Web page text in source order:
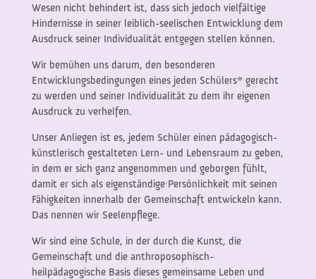
Wesen nicht behindert ist, dass sich jedoch vielfältige
Hindernisse in seiner leiblich-seelischen Entwicklung dem
Ausdruck seiner Individualität entgegen stellen können.
Wir bemühen uns darum, den besonderen
Entwicklungsbedingungen eines jeden Schülers* gerecht
zu werden und seiner Individualität zu dem ihr eigenen
Ausdruck zu verhelfen.
Unser Anliegen ist es, jedem Schüler einen pädagogisch-
künstlerisch gestalteten Lern- und Lebensraum zu geben,
in dem er sich ganz angenommen und geborgen fühlt,
damit er sich als eigenständige Persönlichkeit mit seinen
Fähigkeiten innerhalb der Gemeinschaft entwickeln kann.
Das nennen wir Seelenpflege.
Wir sind eine Schule, in der durch die Kunst, die
Gemeinschaft und die anthroposophisch-
heilpädagogische Basis dieses gemeinsame Leben und